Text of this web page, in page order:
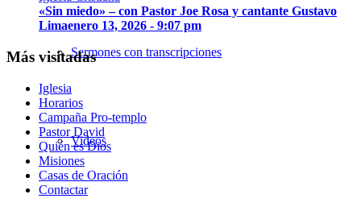
Sermones con transcripciones
Videos
«Sin miedo» – con Pastor Joe Rosa y cantante Gustavo
Limaenero 13, 2026 - 9:07 pm
Más visitadas
Iglesia
Horarios
Campaña Pro-templo
Pastor David
Quién es Dios
Misiones
Casas de Oración
Contactar